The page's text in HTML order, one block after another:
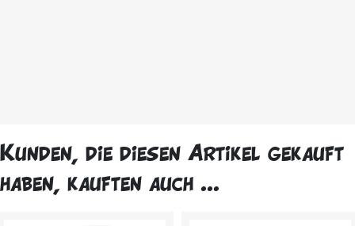
Kunden, die diesen Artikel gekauft
haben, kauften auch ...